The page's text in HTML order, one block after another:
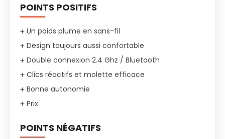
POINTS POSITIFS
Un poids plume en sans-fil
Design toujours aussi confortable
Double connexion 2.4 Ghz / Bluetooth
Clics réactifs et molette efficace
Bonne autonomie
Prix
POINTS NÉGATIFS